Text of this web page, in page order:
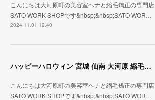
こんにちは大河原町の美容室ヘナと縮毛矯正の専門店
SATO WORK SHOPです&nbsp;&nbsp;SATO WOR…
2024.11.01 12:40
ハッピーハロウィン 宮城 仙南 大河原 縮毛矯正 髪質改善 ヘナ 美容室 SATO WORK SHOP
こんにちは大河原町の美容室ヘナと縮毛矯正の専門店
SATO WORK SHOPです&nbsp;&nbsp;SATO WOR…